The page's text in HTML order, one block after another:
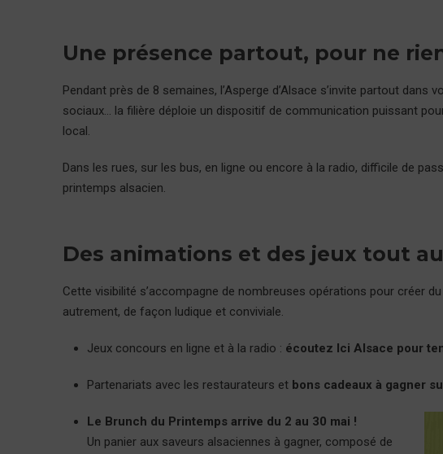
Une présence partout, pour ne
Pendant près de 8 semaines, l’Asperge d’Alsace s’invite partout
sociaux… la filière déploie un dispositif de communication puissant
local.
Dans les rues, sur les bus, en ligne ou encore à la radio, difficile de
printemps alsacien.
Des animations et des jeux tout
Cette visibilité s’accompagne de nombreuses opérations pour créer
autrement, de façon ludique et conviviale.
Jeux concours en ligne et à la radio : écoutez Ici Alsace pour
Partenariats avec les restaurateurs et bons cadeaux à gagner
Le Brunch du Printemps arrive du 2 au 30 mai !
Un panier aux saveurs alsaciennes à gagner, composé de